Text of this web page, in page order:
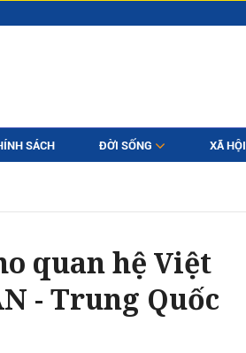
SÁCH ĐỜI SỐNG XÃ HỘI
quan hệ Việt
- Trung Quốc